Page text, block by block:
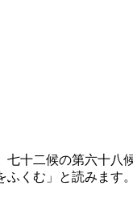
十二候の第六十八
くむ」と読みます。